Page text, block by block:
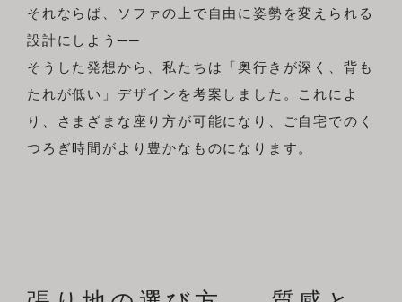
それならば、ソファの上で自由に姿勢を変えられる
設計にしよう──
そうした発想から、私たちは「奥行きが深く、背も
たれが低い」デザインを考案しました。これによ
り、さまざまな座り方が可能になり、ご自宅でのく
つろぎ時間がより豊かなものになります。